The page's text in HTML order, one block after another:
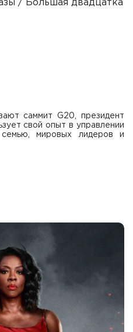
Большая двадцатка
саммит G20, президент
свой опыт в управлении
мировых лидеров и